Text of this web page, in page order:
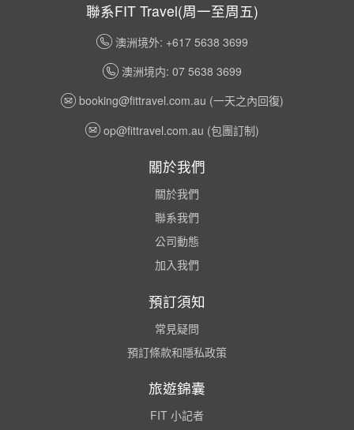
聯系FIT Travel(周一至周五)
澳洲境外: +617 5638 3699
澳洲境内: 07 5638 3699
booking@fittravel.com.au (一天之內回復)
op@fittravel.com.au (包團訂制)
關於我們
關於我們
聯系我們
公司動態
加入我們
預訂須知
常見疑問
預訂條款和隱私政策
旅遊錦囊
FIT 小記者